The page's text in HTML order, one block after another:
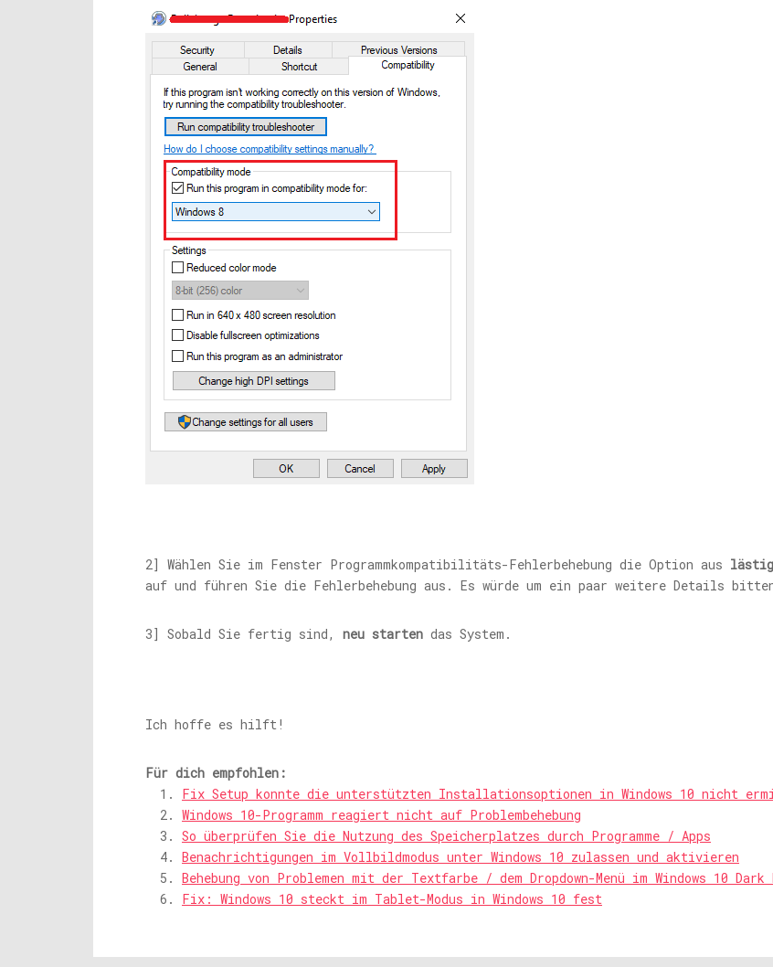
2] Wählen Sie im Fenster Programmkompatibilitäts-Fehlerbehebung die Option aus
auf und führen Sie die Fehlerbehebung aus. Es würde um ein paar weitere Details
3] Sobald Sie fertig sind, neu starten das System.
Ich hoffe es hilft!
Für dich empfohlen:
Fix Setup konnte die unterstützten Installationsoptionen in Windows 10 nicht
Windows 10-Programm reagiert nicht auf Problembehebung
So überprüfen Sie die Nutzung des Speicherplatzes durch Programme / Apps
Benachrichtigungen im Vollbildmodus unter Windows 10 zulassen und aktivieren
Behebung von Problemen mit der Textfarbe / dem Dropdown-Menü im Windows 10
Fix: Windows 10 steckt im Tablet-Modus in Windows 10 fest